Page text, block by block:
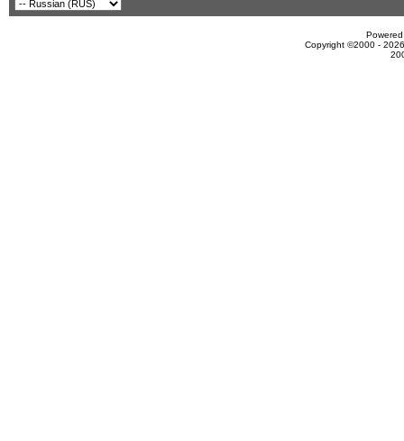
Copyright ©2000 -